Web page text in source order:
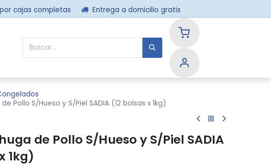
cajas completas Entrega a domicilio gratis
Contáctanos
Pollo S/Hueso y S/Piel SADIA (12 bolsas x 1kg)
de Pollo S/Hueso y S/Piel SADIA
1kg)